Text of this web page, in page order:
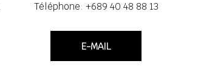
Téléphone: +689 40 48 88 13
E-MAIL